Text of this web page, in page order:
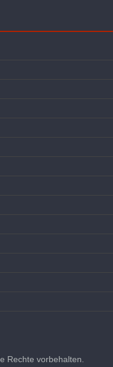
Rechte vorbehalten.